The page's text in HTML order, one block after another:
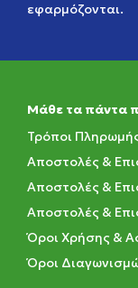
εφαρμόζονται.
Μάθε τα πάντα
Τρόποι
Αποστολές &
Αποστολές &
Αποστολές &
Όροι Χρήσης &
Όροι